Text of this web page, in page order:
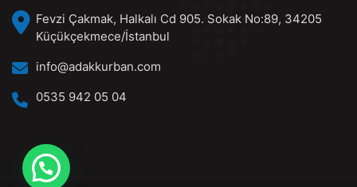
Fevzi Çakmak, Halkalı Cd 905. Sokak No:89, 34205
Küçükçekmece/İstanbul
info@adakkurban.com
0535 942 05 04